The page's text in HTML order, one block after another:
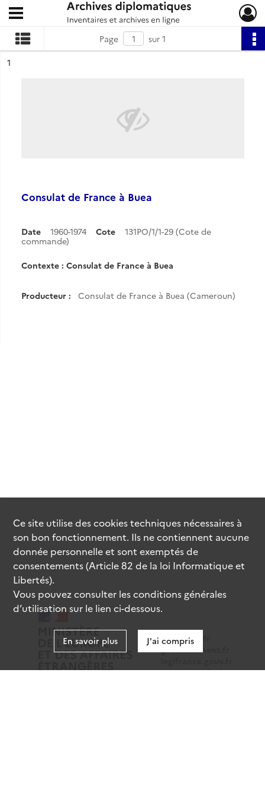
Archives diplomatiques
Ouvrir le menu déroulant
Page
sur 1
n°
1
Consulat de France à Buea
Date 1960-1974 Cote
131PO/1/1-29 (Cote de
commande)
Contexte : Consulat de France à Buea
Producteur : Consulat de France à Buea (Cameroun)
data.gouv.fr
gouvernement.fr
service-public.fr
Ce site utilise descookiestechniques nécessaires à
son bon fonctionnement. Ils ne contiennent aucune
donnée personnelle et sont exemptés de
consentements (Article 82 de la loi Informatique et
Libertés).
Vous pouvez consulter les conditions générales
d’utilisation sur le lien ci-dessous.
En savoir plus J'ai compris